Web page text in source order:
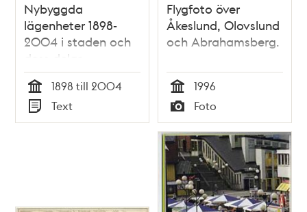
Nybyggda
lägenheter 1898-
2004 i staden och
dess delar
Tid
1898 till 2004
Typ
Text
Flygfoto över
Åkeslund, Olovslund
och Abrahamsberg.
Tid
1996
Typ
Foto